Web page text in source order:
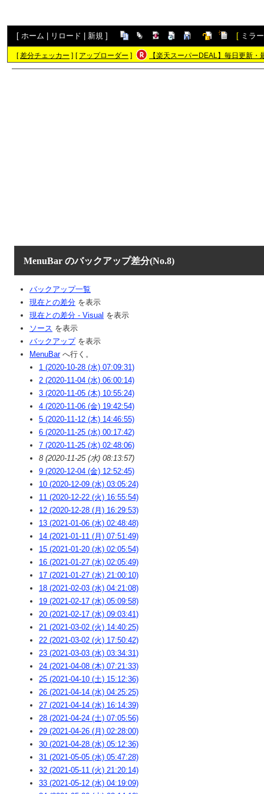
[ ホーム リロード 新規 ] [ ミラー
[差分チェッカー ] [ アップローダー ] 【楽天スーパーDEAL】毎日更新・
MenuBar のバックアップ差分(No.8)
バックアップ一覧
現在との差分 を表示
現在との差分 - Visual を表示
ソース を表示
バックアップを表示
MenuBarへ行く。
1 (2020-10-28 (水) 07:09:31)
2 (2020-11-04 (水) 06:00:14)
3 (2020-11-05 (木) 10:55:24)
4 (2020-11-06 (金) 19:42:54)
5 (2020-11-12 (木) 14:46:55)
6 (2020-11-25 (水) 00:17:42)
7 (2020-11-25 (水) 02:48:06)
8 (2020-11-25 (水) 08:13:57)
9 (2020-12-04 (金) 12:52:45)
10 (2020-12-09 (水) 03:05:24)
11 (2020-12-22 (火) 16:55:54)
12 (2020-12-28 (月) 16:29:53)
13 (2021-01-06 (水) 02:48:48)
14 (2021-01-11 (月) 07:51:49)
15 (2021-01-20 (水) 02:05:54)
16 (2021-01-27 (水) 02:05:49)
17 (2021-01-27 (水) 21:00:10)
18 (2021-02-03 (水) 04:21:08)
19 (2021-02-17 (水) 05:09:58)
20 (2021-02-17 (水) 09:03:41)
21 (2021-03-02 (火) 14:40:25)
22 (2021-03-02 (火) 17:50:42)
23 (2021-03-03 (水) 03:34:31)
24 (2021-04-08 (木) 07:21:33)
25 (2021-04-10 (土) 15:12:36)
26 (2021-04-14 (水) 04:25:25)
27 (2021-04-14 (水) 16:14:39)
28 (2021-04-24 (土) 07:05:56)
29 (2021-04-26 (月) 02:28:00)
30 (2021-04-28 (水) 05:12:36)
31 (2021-05-05 (水) 05:47:28)
32 (2021-05-11 (火) 21:20:14)
33 (2021-05-12 (水) 04:19:09)